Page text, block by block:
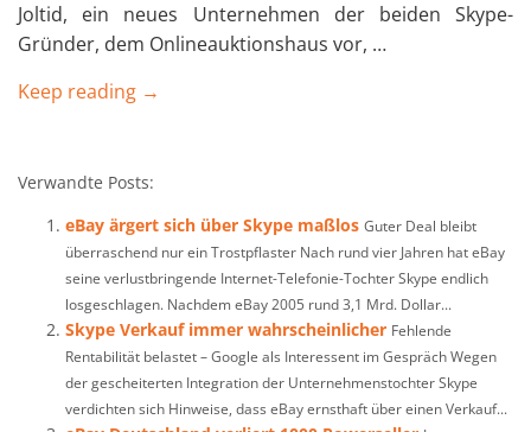
Joltid, ein neues Unternehmen der beiden Skype-
Gründer, dem Onlineauktionshaus vor, …
Keep reading →
Verwandte Posts:
eBay ärgert sich über Skype maßlos Guter Deal bleibt
überraschend nur ein Trostpflaster Nach rund vier Jahren hat eBay
seine verlustbringende Internet-Telefonie-Tochter Skype endlich
losgeschlagen. Nachdem eBay 2005 rund 3,1 Mrd. Dollar...
Skype Verkauf immer wahrscheinlicher Fehlende
Rentabilität belastet – Google als Interessent im Gespräch Wegen
der gescheiterten Integration der Unternehmenstochter Skype
verdichten sich Hinweise, dass eBay ernsthaft über einen Verkauf...